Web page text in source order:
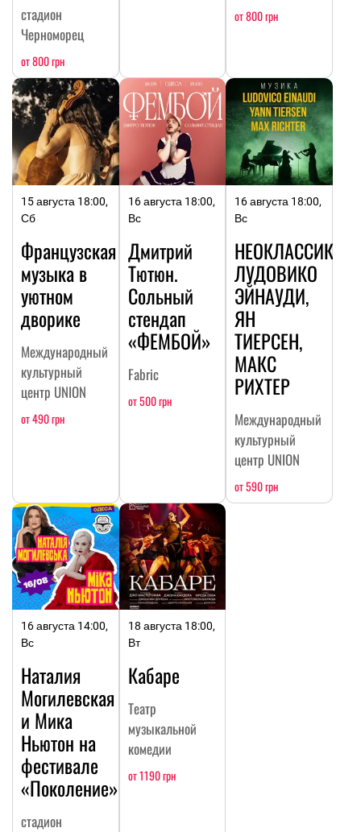
стадион
Черноморец
от 800 грн
от 800 грн
15 августа 18:00,
Сб
Французская
музыка в
уютном
дворике
Международный
культурный
центр UNION
от 490 грн
16 августа 18:00,
Вс
Дмитрий
Тютюн.
Сольный
стендап
«ФЕМБОЙ»
Fabric
от 500 грн
16 августа 18:00,
Вс
НЕОКЛАССИКА:
ЛУДОВИКО
ЭЙНАУДИ,
ЯН
ТИЕРСЕН,
МАКС
РИХТЕР
Международный
культурный
центр UNION
от 590 грн
16 августа 14:00,
Вс
Наталия
Могилевская
и Мика
Ньютон на
фестивале
«Поколение»
стадион
18 августа 18:00,
Вт
Кабаре
Театр
музыкальной
комедии
от 1190 грн